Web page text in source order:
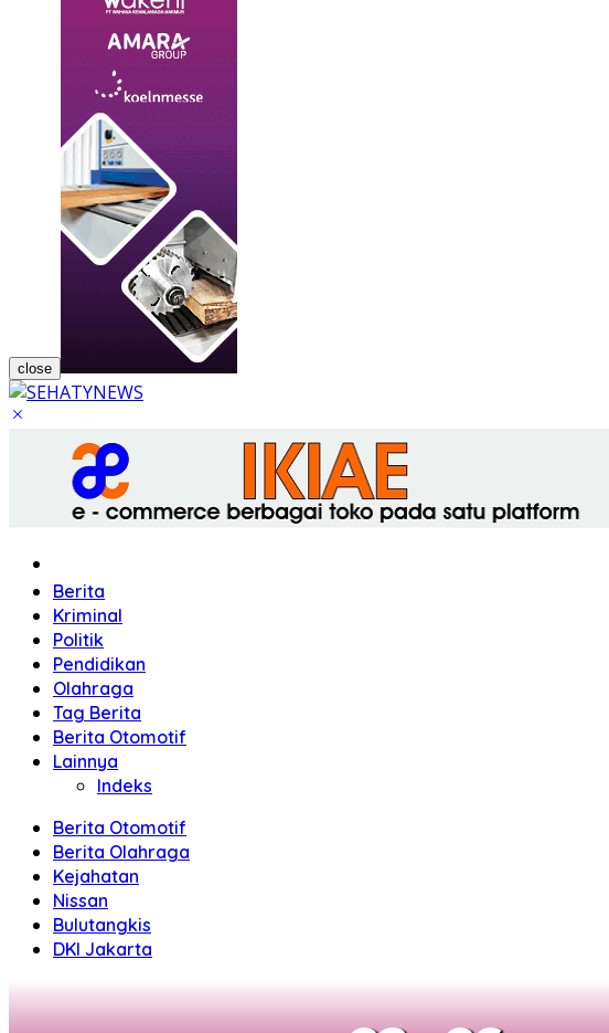
close
Berita
Kriminal
Politik
Pendidikan
Olahraga
Tag Berita
Berita Otomotif
Lainnya
Indeks
Berita Otomotif
Berita Olahraga
Kejahatan
Nissan
Bulutangkis
DKI Jakarta